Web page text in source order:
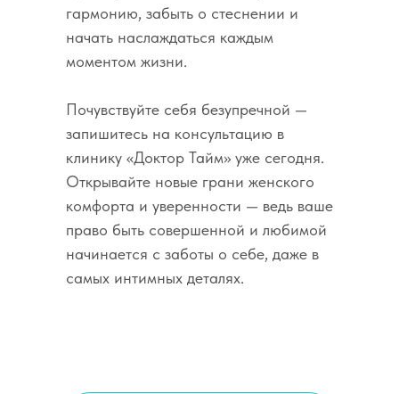
гармонию, забыть о стеснении и
начать наслаждаться каждым
моментом жизни.
Почувствуйте себя безупречной —
запишитесь на консультацию в
клинику «Доктор Тайм» уже сегодня.
Открывайте новые грани женского
комфорта и уверенности — ведь ваше
право быть совершенной и любимой
начинается с заботы о себе, даже в
самых интимных деталях.